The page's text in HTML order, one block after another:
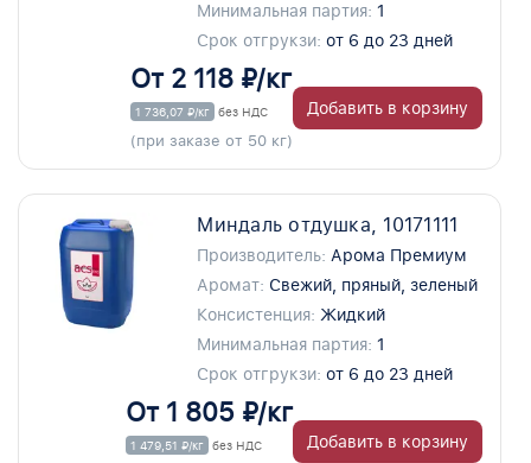
Минимальная партия: 1
Срок отгрукзи: от 6 до 23 дней
От 2 118 ₽/кг
1 736,07 ₽/кг без НДС
(при заказе от 50 кг)
Добавить в корзину
Миндаль отдушка, 10171111
Производитель: Арома Премиум
Аромат: Свежий, пряный, зеленый
Консистенция: Жидкий
Минимальная партия: 1
Срок отгрукзи: от 6 до 23 дней
От 1 805 ₽/кг
1 479,51 ₽/кг без НДС Добавить в корзину